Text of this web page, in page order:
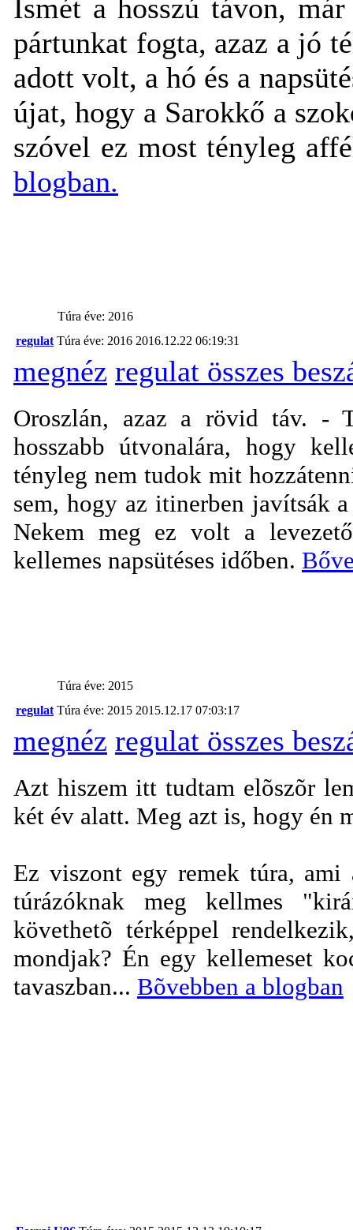
Ismét a hosszú távon,
pártunkat fogta, azaz a jó
adott volt, a hó és a
újat, hogy a Sarokkő a
szóvel ez most tényleg
blogban.
Túra éve: 2016
regulat Túra éve: 2016 2016.12.22 06:19:31
megnéz regulat összes
Oroszlán, azaz a rövid táv. -
hosszabb útvonalára, hogy
tényleg nem tudok mit
sem, hogy az itinerben javítsák
Nekem meg ez volt a
kellemes napsütéses időben.
Túra éve: 2015
regulat Túra éve: 2015 2015.12.17 07:03:17
megnéz regulat összes
Azt hiszem itt tudtam elõszõr
két év alatt. Meg azt is, hogy én
Ez viszont egy remek túra,
túrázóknak meg kellmes
követhetõ térképpel
mondjak? Én egy kellemeset
tavaszban... Bõvebben a blogban